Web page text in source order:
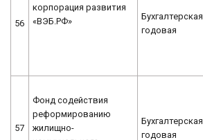
56
корпорация развития
«ВЭБ.РФ»
Бухгалтерская
годовая
57
Фонд содействия
реформированию
жилищно-
Бухгалтерская
годовая